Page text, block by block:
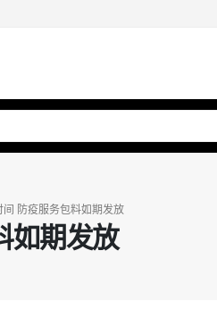
防疫服务包料如期发放
如期发放